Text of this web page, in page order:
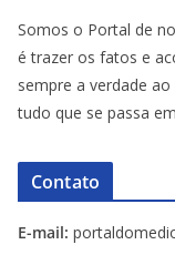
Somos o Portal de
é trazer os fatos e
sempre a verdade
tudo que se passa
Contato
E-mail: